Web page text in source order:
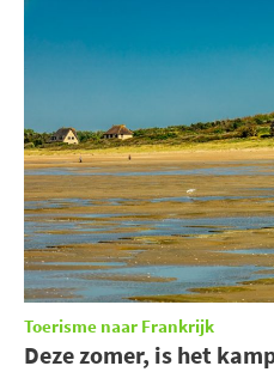
Toerisme naar Frankrijk
Deze zomer, is het